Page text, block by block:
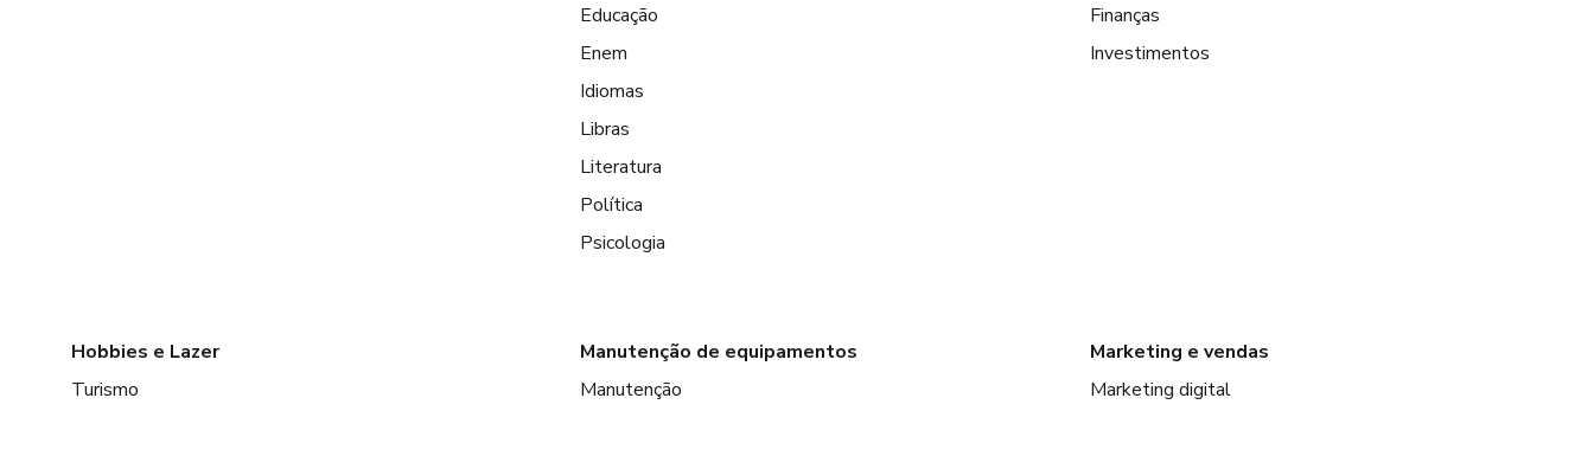
Educação
Enem
Idiomas
Libras
Literatura
Política
Psicologia
Finanças
Investimentos
Hobbies e Lazer
Turismo
Manutenção de equipamentos
Manutenção
Marketing e vendas
Marketing digital